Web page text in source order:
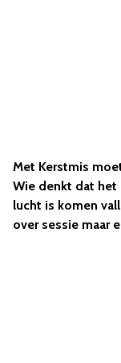
Met Kerstmis
Wie denkt dat het
lucht is komen
over sessie maar